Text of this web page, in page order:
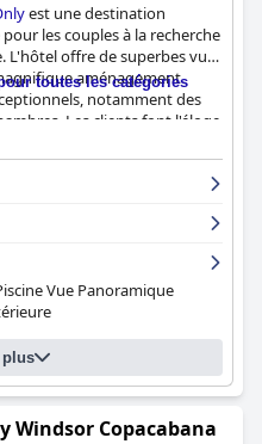
est une destination
les couples à la recherche
L'hôtel offre de superbes vues
aménagement
notamment des
Les clients font l'éloge
amical et
exceptionnelles. Si les avis
déjeuner et du spa, les
la propreté et la beauté de
réservé aux adultes en fait
à la recherche d'une
le
exceptionnel qui constitue
romantiques sur l'île de Crète.
toutes les catégories
Vue Panoramique
plus
Windsor Copacabana